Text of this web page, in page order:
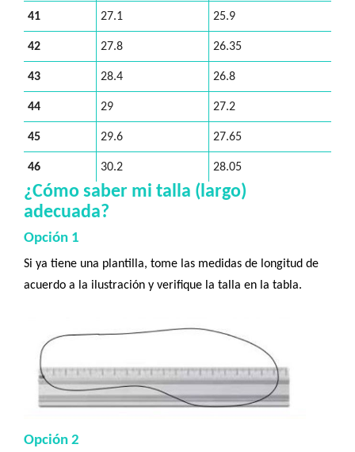
41 27.1 25.9
42 27.8 26.35
43 28.4 26.8
44 29 27.2
45 29.6 27.65
46 30.2 28.05
¿Cómo saber mi talla (largo)
adecuada?
Opción 1
Si ya tiene una plantilla, tome las medidas de longitud de
acuerdo a la ilustración y verifique la talla en la tabla.
Opción 2